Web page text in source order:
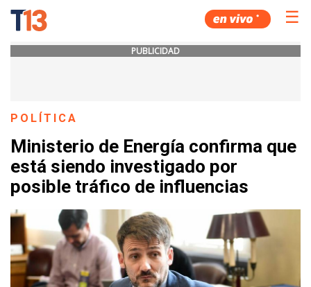
☰
PUBLICIDAD
POLÍTICA
Ministerio de Energía confirma que
está siendo investigado por
posible tráfico de influencias